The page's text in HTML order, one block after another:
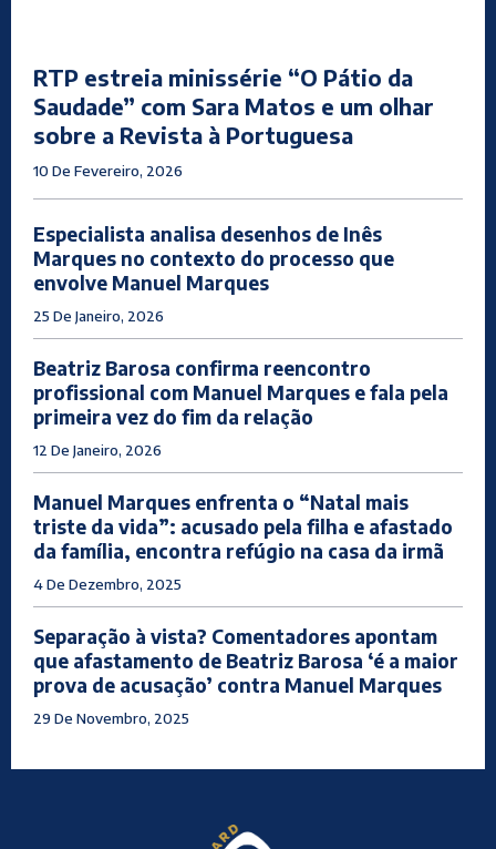
RTP estreia minissérie “O Pátio da
Saudade” com Sara Matos e um olhar
sobre a Revista à Portuguesa
10 De Fevereiro, 2026
Especialista analisa desenhos de Inês
Marques no contexto do processo que
envolve Manuel Marques
25 De Janeiro, 2026
Beatriz Barosa confirma reencontro
profissional com Manuel Marques e fala pela
primeira vez do fim da relação
12 De Janeiro, 2026
Manuel Marques enfrenta o “Natal mais
triste da vida”: acusado pela filha e afastado
da família, encontra refúgio na casa da irmã
4 De Dezembro, 2025
Separação à vista? Comentadores apontam
que afastamento de Beatriz Barosa ‘é a maior
prova de acusação’ contra Manuel Marques
29 De Novembro, 2025